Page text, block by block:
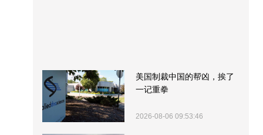
美国制裁中国的帮凶，挨了
一记重拳
2026-08-06 09:53:46